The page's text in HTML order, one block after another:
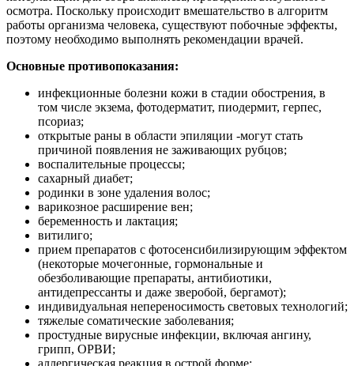
осмотра. Поскольку происходит вмешательство в алгоритм
работы организма человека, существуют побочные эффекты,
поэтому необходимо выполнять рекомендации врачей.
Основные противопоказания:
инфекционные болезни кожи в стадии обострения, в
том числе экзема, фотодерматит, пиодермит, герпес,
псориаз;
открытые раны в области эпиляции -могут стать
причиной появления не заживающих рубцов;
воспалительные процессы;
сахарный диабет;
родинки в зоне удаления волос;
варикозное расширение вен;
беременность и лактация;
витилиго;
прием препаратов с фотосенсибилизирующим эффектом
(некоторые мочегонные, гормональные и
обезболивающие препараты, антибиотики,
антидепрессанты и даже зверобой, бергамот);
индивидуальная непереносимость световых технологий;
тяжелые соматические заболевания;
простудные вирусные инфекции, включая ангину,
грипп, ОРВИ;
аллергическая реакция в острой форме;